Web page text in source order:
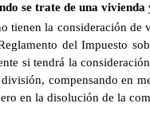
se trate de una
tienen la consideración
del Impuesto
si tendrá la
compensando en
en la disolución de la